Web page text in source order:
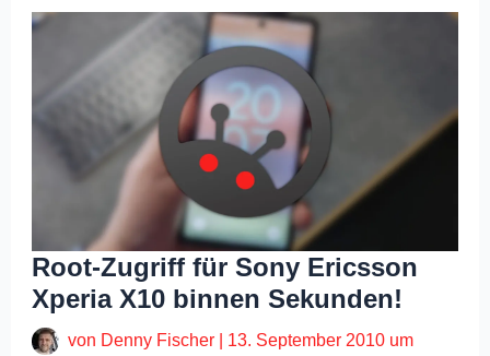
Root-Zugriff für Sony Ericsson
Xperia X10 binnen Sekunden!
von Denny Fischer
13. September 2010 um